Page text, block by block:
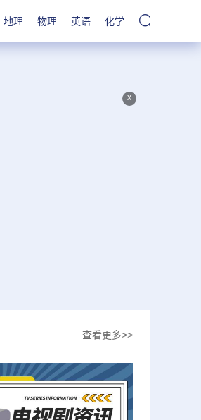
地理 物理 英语 化学
x
查看更多>>